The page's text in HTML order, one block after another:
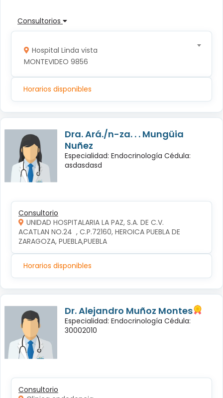
Consultorios
Hospital Linda vista
MONTEVIDEO 9856
Horarios disponibles
Dra. Ará./n-za. . . Mungüia
Nuñez
Especialidad: Endocrinología Cédula:
asdasdasd
Consultorio
UNIDAD HOSPITALARIA LA PAZ, S.A. DE C.V.
ACATLAN NO.24  , C.P.72160, HEROICA PUEBLA DE
ZARAGOZA, PUEBLA,PUEBLA
Horarios disponibles
Dr. Alejandro Muñoz Montes
Especialidad: Endocrinología Cédula:
30002010
Consultorio